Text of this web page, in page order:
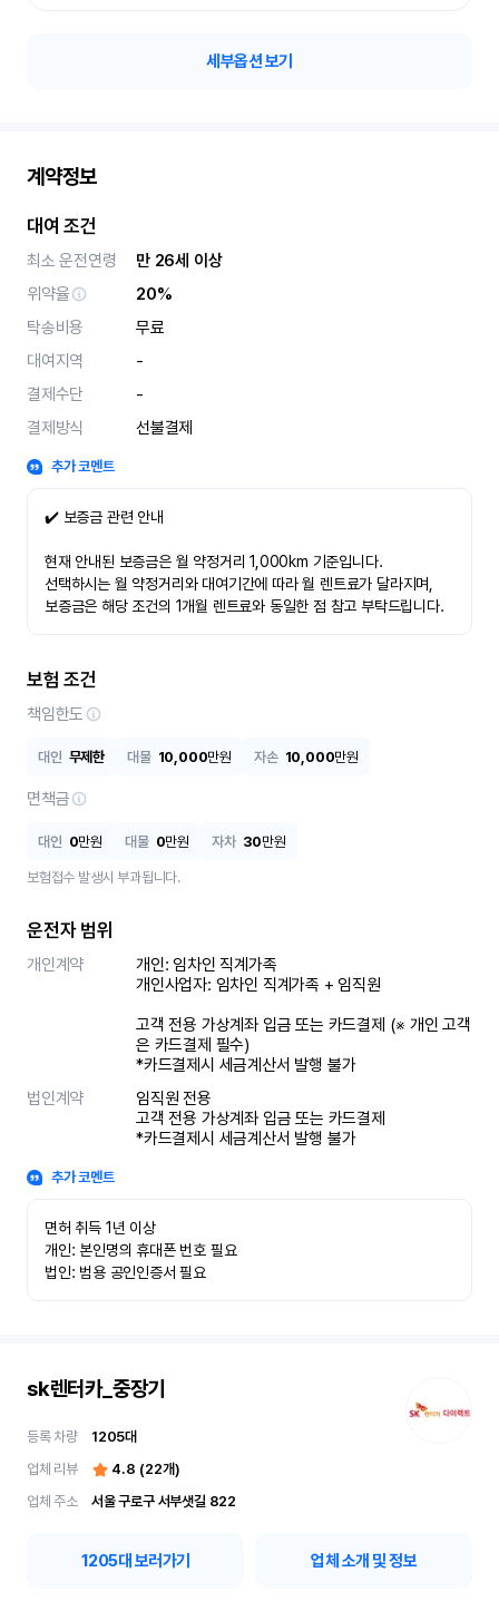
세부옵션 보기
계약정보
대여 조건
최소 운전연령
만 26세 이상
위약율
20%
탁송비용
무료
대여지역
-
결제수단
-
결제방식
선불결제
추가 코멘트
✔️ 보증금 관련 안내
현재 안내된 보증금은 월 약정거리 1,000km 기준입니다.
선택하시는 월 약정거리와 대여기간에 따라 월 렌트료가 달라지며,
보증금은 해당 조건의 1개월 렌트료와 동일한 점 참고 부탁드립니다.
보험 조건
책임한도
대인 무제한 대물 10,000만원 자손 10,000만원
면책금
대인 0만원 대물 0만원 자차 30만원
보험접수 발생시 부과됩니다.
운전자 범위
개인계약
개인: 임차인 직계가족
개인사업자: 임차인 직계가족 + 임직원
고객 전용 가상계좌 입금 또는 카드결제 (※ 개인 고객
은 카드결제 필수)
*카드결제시 세금계산서 발행 불가
법인계약
임직원 전용
고객 전용 가상계좌 입금 또는 카드결제
*카드결제시 세금계산서 발행 불가
추가 코멘트
면허 취득 1년 이상
개인: 본인명의 휴대폰 번호 필요
법인: 범용 공인인증서 필요
sk렌터카_중장기
등록 차량 1205대
업체 리뷰
4.8 (22개)
업체 주소
서울 구로구 서부샛길 822
1205대 보러가기 업체 소개 및 정보